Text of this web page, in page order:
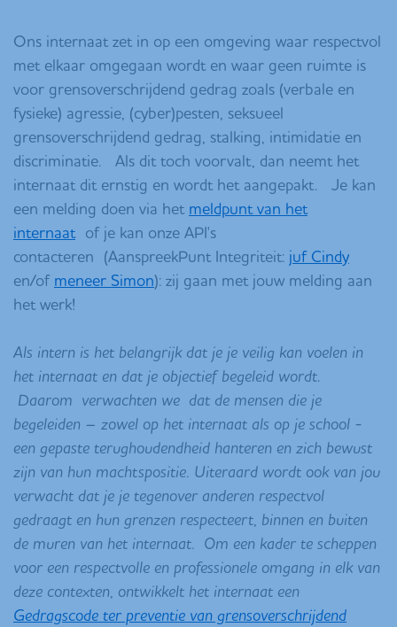
Ons internaat zet in op een omgeving waar respectvol
met elkaar omgegaan wordt en waar geen ruimte is
voor grensoverschrijdend gedrag zoals (verbale en
fysieke) agressie, (cyber)pesten, seksueel
grensoverschrijdend gedrag, stalking, intimidatie en
discriminatie. Als dit toch voorvalt, dan neemt het
internaat dit ernstig en wordt het aangepakt. Je kan
een melding doen via het meldpunt van het
internaatof je kan onze API's
contacteren (AanspreekPunt Integriteit: juf Cindy
en/of meneer Simon): zij gaan met jouw melding aan
het werk!
Als intern is het belangrijk dat je je veilig kan voelen in
het internaat en dat je objectief begeleid wordt.
Daarom verwachten we dat de mensen die je
begeleiden – zowel op het internaat als op je school -
een gepaste terughoudendheid hanteren en zich bewust
zijn van hun machtspositie. Uiteraard wordt ook van jou
verwacht dat je je tegenover anderen respectvol
gedraagt en hun grenzen respecteert, binnen en buiten
de muren van het internaat. Om een kader te scheppen
voor een respectvolle en professionele omgang in elk van
deze contexten, ontwikkelt het internaat een
Gedragscode ter preventie van grensoverschrijdend